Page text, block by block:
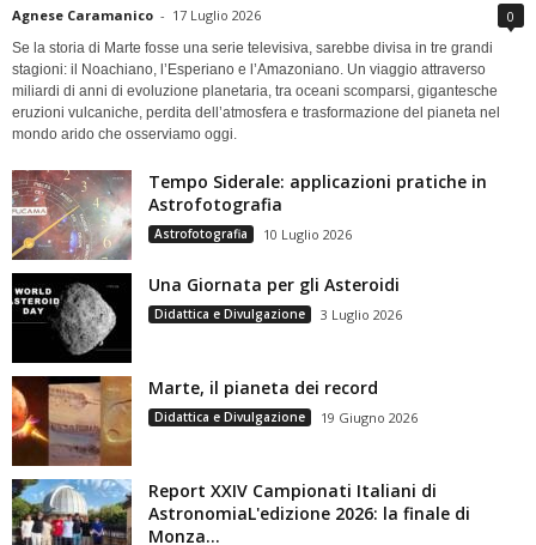
Agnese Caramanico - 17 Luglio 2026 0
Se la storia di Marte fosse una serie televisiva, sarebbe divisa in tre grandi
stagioni: il Noachiano, l’Esperiano e l’Amazoniano. Un viaggio attraverso
miliardi di anni di evoluzione planetaria, tra oceani scomparsi, gigantesche
eruzioni vulcaniche, perdita dell’atmosfera e trasformazione del pianeta nel
mondo arido che osserviamo oggi.
Tempo Siderale: applicazioni pratiche in
Astrofotografia
Astrofotografia 10 Luglio 2026
Una Giornata per gli Asteroidi
Didattica e Divulgazione 3 Luglio 2026
Marte, il pianeta dei record
Didattica e Divulgazione 19 Giugno 2026
Report XXIV Campionati Italiani di
AstronomiaL'edizione 2026: la finale di
Monza...